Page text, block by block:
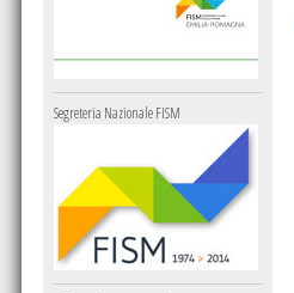
Segreteria Nazionale FISM